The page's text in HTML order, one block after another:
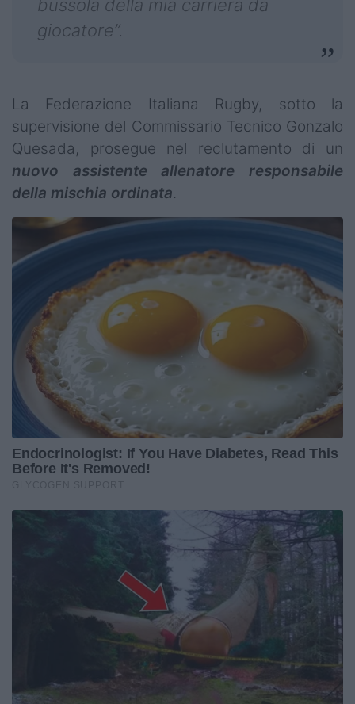
bussola della mia carriera da
giocatore”.
La Federazione Italiana Rugby, sotto la
supervisione del Commissario Tecnico Gonzalo
Quesada, prosegue nel reclutamento di un
nuovo assistente allenatore responsabile
della mischia ordinata.